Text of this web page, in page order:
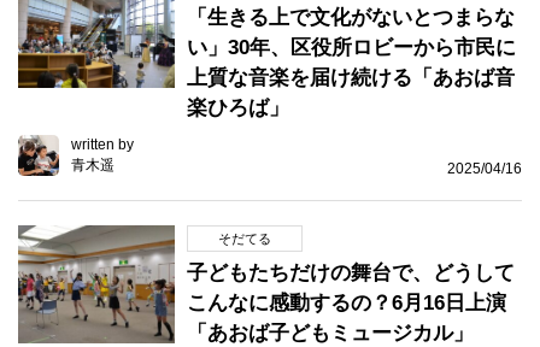
「生きる上で文化がないとつまらな
い」30年、区役所ロビーから市民に
上質な音楽を届け続ける「あおば音
楽ひろば」
written by
青木遥
2025/04/16
そだてる
子どもたちだけの舞台で、どうして
こんなに感動するの？6月16日上演
「あおば子どもミュージカル」